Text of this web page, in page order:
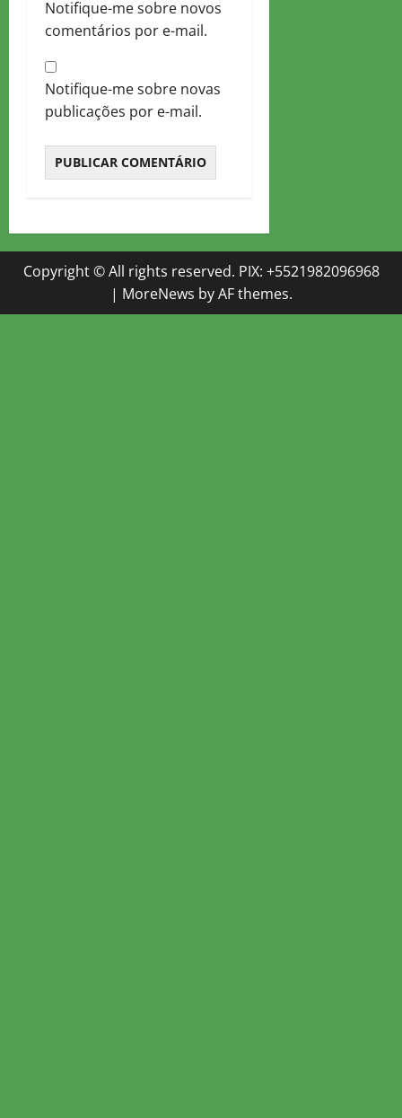
Notifique-me sobre novos
comentários por e-mail.
Notifique-me sobre novas
publicações por e-mail.
Copyright © All rights reserved. PIX: +5521982096968
| MoreNews by AF themes.